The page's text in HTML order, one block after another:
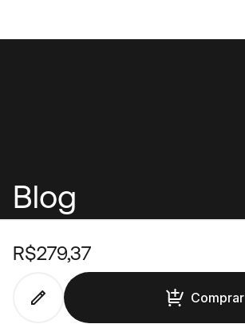
R$279,37
Comprar
Blog
Central de Ajuda
Institucional